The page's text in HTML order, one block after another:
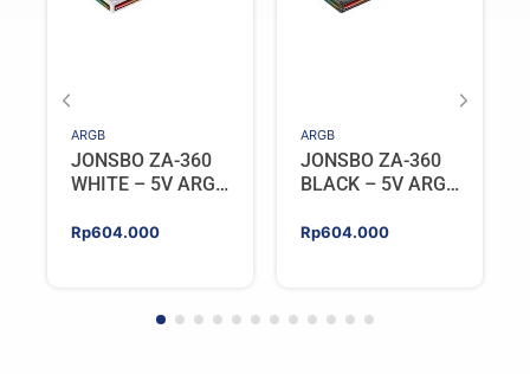
ARGB
JONSBO ZA-360
WHITE – 5V ARGB
Rp604.000
ARGB
JONSBO ZA-360
BLACK – 5V ARGB
Rp604.000